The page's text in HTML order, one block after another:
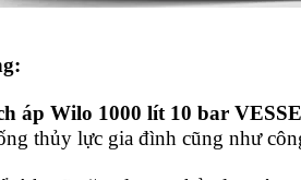
áp Wilo 1000 lít 10 bar
thủy lực gia đình cũng như